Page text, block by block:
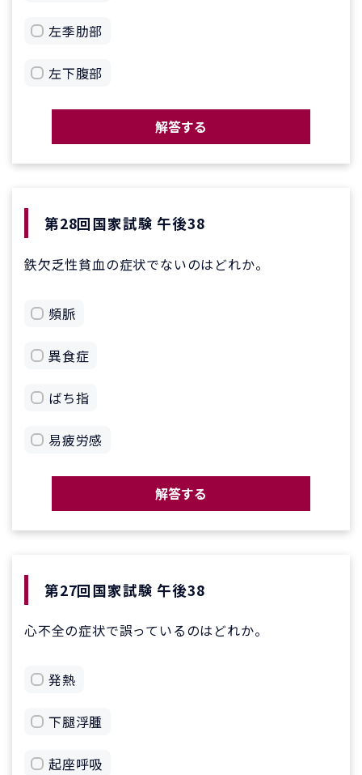
左季肋部
左下腹部
解答する
第28回国家試験 午後38
鉄欠乏性貧血の症状でないのはどれか。
頻脈
異食症
ばち指
易疲労感
解答する
第27回国家試験 午後38
心不全の症状で誤っているのはどれか。
発熱
下腿浮腫
起座呼吸